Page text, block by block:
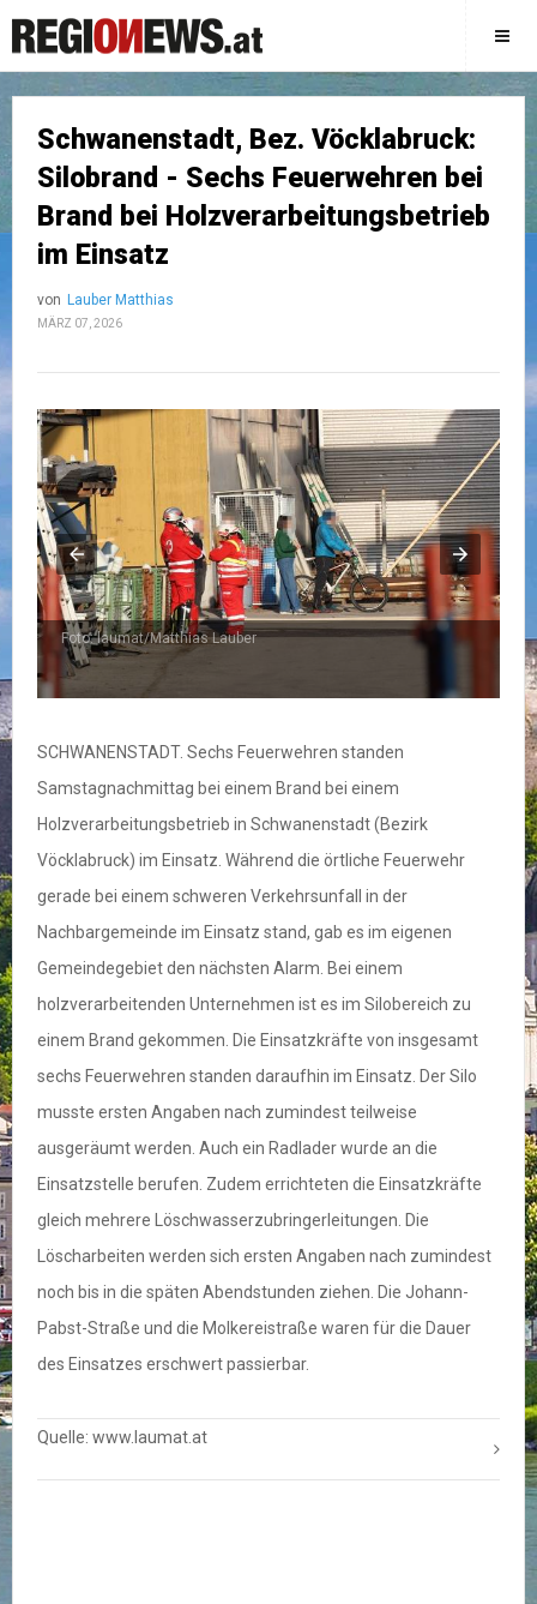
Schwanenstadt, Bez. Vöcklabruck:
Silobrand - Sechs Feuerwehren bei
Brand bei Holzverarbeitungsbetrieb
im Einsatz
von Lauber Matthias
MÄRZ 07, 2026
Foto: laumat/Matthias Lauber
SCHWANENSTADT. Sechs Feuerwehren standen
Samstagnachmittag bei einem Brand bei einem
Holzverarbeitungsbetrieb in Schwanenstadt (Bezirk
Vöcklabruck) im Einsatz. Während die örtliche Feuerwehr
gerade bei einem schweren Verkehrsunfall in der
Nachbargemeinde im Einsatz stand, gab es im eigenen
Gemeindegebiet den nächsten Alarm. Bei einem
holzverarbeitenden Unternehmen ist es im Silobereich zu
einem Brand gekommen. Die Einsatzkräfte von insgesamt
sechs Feuerwehren standen daraufhin im Einsatz. Der Silo
musste ersten Angaben nach zumindest teilweise
ausgeräumt werden. Auch ein Radlader wurde an die
Einsatzstelle berufen. Zudem errichteten die Einsatzkräfte
gleich mehrere Löschwasserzubringerleitungen. Die
Löscharbeiten werden sich ersten Angaben nach zumindest
noch bis in die späten Abendstunden ziehen. Die Johann-
Pabst-Straße und die Molkereistraße waren für die Dauer
des Einsatzes erschwert passierbar.
Quelle: www.laumat.at